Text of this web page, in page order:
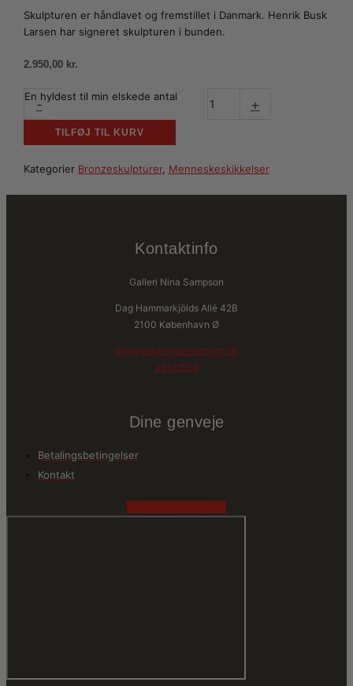
Skulpturen er håndlavet og fremstillet i Danmark. Henrik Busk
Larsen har signeret skulpturen i bunden.
2.950,00 kr.
-
En hyldest til min elskede antal +
TILFØJ TIL KURV
Kategorier Bronzeskulpturer, Menneskeskikkelser
Kontaktinfo
Galleri Nina Sampson
Dag Hammarkjölds Allé 42B
2100 København Ø
info@gallerininasampson.dk
28122859
Dine genveje
Betalingsbetingelser
Kontakt